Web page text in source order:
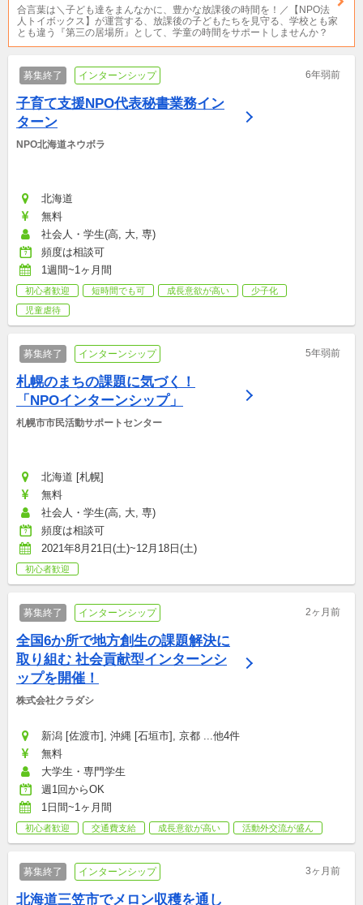
合言葉は＼子ども達をまんなかに、豊かな放課後の時間を！／【NPO法
人トイボックス】が運営する、放課後の子どもたちを見守る、学校とも家
とも違う『第三の居場所』として、学童の時間をサポートしませんか？
募集終了 インターンシップ 6年弱前
子育て支援NPO代表秘書業務イン
ターン
NPO北海道ネウボラ
北海道
無料
社会人・学生(高, 大, 専)
頻度は相談可
1週間~1ヶ月間
初心者歓迎 短時間でも可 成長意欲が高い
少子化
児童虐待
募集終了 インターンシップ 5年弱前
札幌のまちの課題に気づく！
「NPOインターンシップ」
札幌市市民活動サポートセンター
北海道 [札幌]
無料
社会人・学生(高, 大, 専)
頻度は相談可
2021年8月21日(土)~12月18日(土)
初心者歓迎
募集終了 インターンシップ 2ヶ月前
全国6か所で地方創生の課題解決に
取り組む 社会貢献型インターンシ
ップを開催！
株式会社クラダシ
新潟 [佐渡市], 沖縄 [石垣市], 京都 ...他4件
無料
大学生・専門学生
週1回からOK
1日間~1ヶ月間
初心者歓迎 交通費支給 成長意欲が高い 活動外交流が盛ん
募集終了 インターンシップ 3ヶ月前
北海道三笠市でメロン収穫を通し